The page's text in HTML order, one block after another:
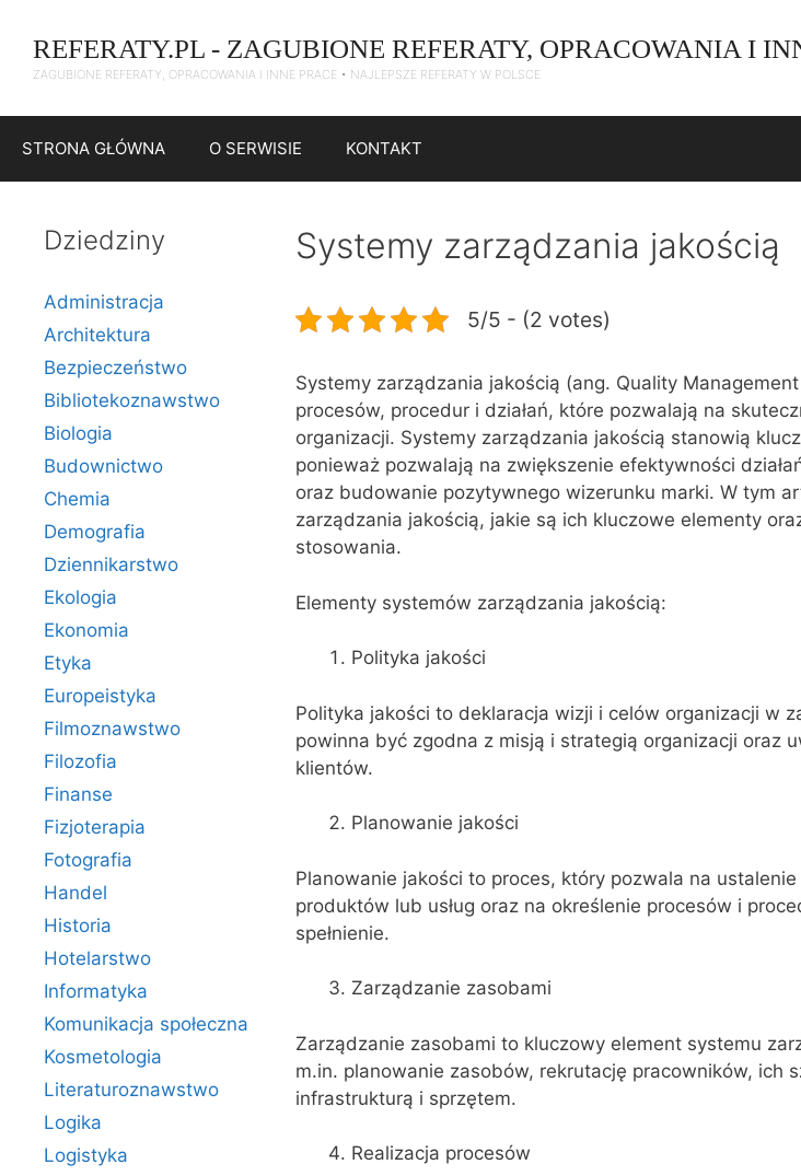
treści
REFERATY.PL - ZAGUBIONE REFERATY, OPRACOWANIA I
ZAGUBIONE REFERATY, OPRACOWANIA I INNE PRACE • NAJLEPSZE REFERATY W POLSCE
STRONA GŁÓWNA O SERWISIE KONTAKT
Systemy zarządzania jakością
5/5 - (2 votes)
Systemy zarządzania jakością (ang. Quality
procesów, procedur i działań, które pozwalają na
organizacji. Systemy zarządzania jakością stanowią
ponieważ pozwalają na zwiększenie efektywności
oraz budowanie pozytywnego wizerunku marki. W tym
zarządzania jakością, jakie są ich kluczowe elementy
stosowania.
Elementy systemów zarządzania jakością:
Polityka jakości
Polityka jakości to deklaracja wizji i celów organizacji w
powinna być zgodna z misją i strategią organizacji oraz
klientów.
Planowanie jakości
Planowanie jakości to proces, który pozwala na
produktów lub usług oraz na określenie procesów i
spełnienie.
Zarządzanie zasobami
Zarządzanie zasobami to kluczowy element systemu
m.in. planowanie zasobów, rekrutację pracowników, ich
infrastrukturą i sprzętem.
Realizacja procesów
Dziedziny
Administracja
Architektura
Bezpieczeństwo
Bibliotekoznawstwo
Biologia
Budownictwo
Chemia
Demografia
Dziennikarstwo
Ekologia
Ekonomia
Etyka
Europeistyka
Filmoznawstwo
Filozofia
Finanse
Fizjoterapia
Fotografia
Handel
Historia
Hotelarstwo
Informatyka
Komunikacja społeczna
Kosmetologia
Literaturoznawstwo
Logika
Logistyka